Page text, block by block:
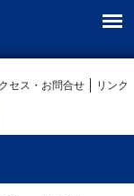
セス・お問合せ リンク